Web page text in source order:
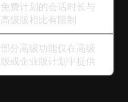
免费计划的会话时长与
高级版相比有限制
部分高级功能仅在高级
版或企业版计划中提供